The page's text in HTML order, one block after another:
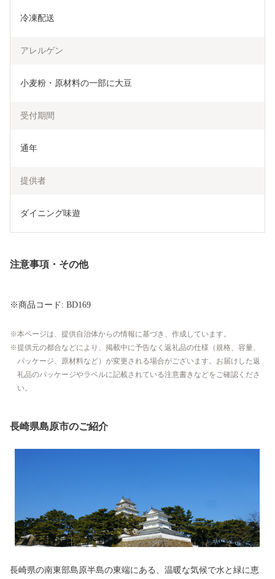
冷凍配送
アレルゲン
小麦粉・原材料の一部に大豆
受付期間
通年
提供者
ダイニング味遊
注意事項・その他
※商品コード: BD169
本ページは、提供自治体からの情報に基づき、作成しています。
提供元の都合などにより、掲載中に予告なく返礼品の仕様（規格、容量、
パッケージ、原材料など）が変更される場合がございます。お届けした返
礼品のパッケージやラベルに記載されている注意書きなどをご確認くださ
い。
長崎県島原市のご紹介
長崎県の南東部島原半島の東端にある、温暖な気候で水と緑に恵